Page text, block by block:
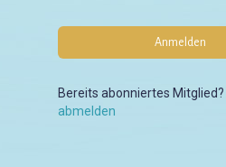
Bereits abonniertes Mitglied?
abmelden